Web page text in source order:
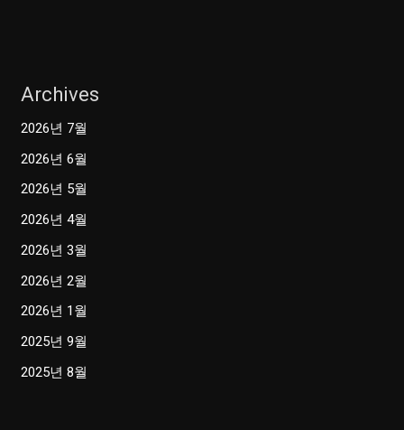
Archives
2026년 7월
2026년 6월
2026년 5월
2026년 4월
2026년 3월
2026년 2월
2026년 1월
2025년 9월
2025년 8월